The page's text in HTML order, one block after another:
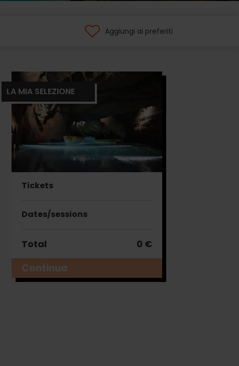
Aggiungi ai preferiti
LA MIA SELEZIONE
Tickets
Dates/sessions
Total 0 €
Continua